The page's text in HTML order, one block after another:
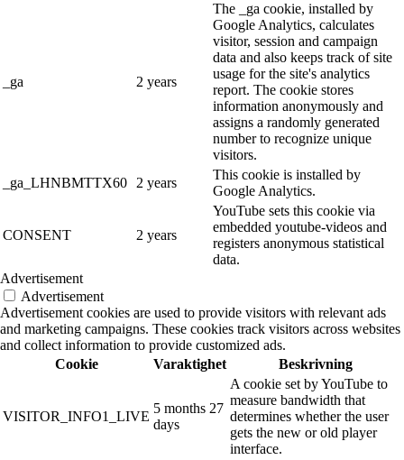
_ga 2 years
The _ga cookie, installed by
Google Analytics, calculates
visitor, session and campaign
data and also keeps track of site
usage for the site's analytics
report. The cookie stores
information anonymously and
assigns a randomly generated
number to recognize unique
visitors.
_ga_LHNBMTTX60
2 years
This cookie is installed by
Google Analytics.
CONSENT 2 years
YouTube sets this cookie via
embedded youtube-videos and
registers anonymous statistical
data.
Advertisement
Advertisement
Advertisement cookies are used to provide visitors with relevant ads
and marketing campaigns. These cookies track visitors across websites
and collect information to provide customized ads.
Cookie
Varaktighet Beskrivning
VISITOR_INFO1_LIVE
5 months 27
days
A cookie set by YouTube to
measure bandwidth that
determines whether the user
gets the new or old player
interface.